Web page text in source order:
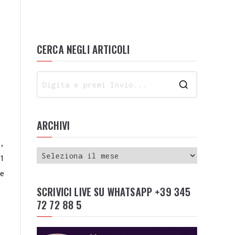
CERCA NEGLI ARTICOLI
ARCHIVI
SCRIVICI LIVE SU WHATSAPP +39 345
72 72 88 5